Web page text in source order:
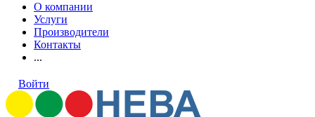
О компании
Услуги
Производители
Контакты
...
Войти